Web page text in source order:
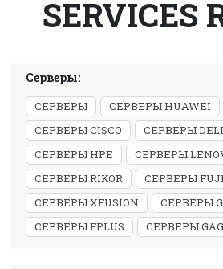
SERVICES
Серверы:
СЕРВЕРЫ СЕРВЕРЫ HUAWEI
СЕРВЕРЫ CISCO
СЕРВЕРЫ
СЕРВЕРЫ HPE
СЕРВЕРЫ
СЕРВЕРЫ RIKOR
СЕРВЕРЫ
СЕРВЕРЫ XFUSION
СЕРВЕРЫ
СЕРВЕРЫ FPLUS
СЕРВЕРЫ